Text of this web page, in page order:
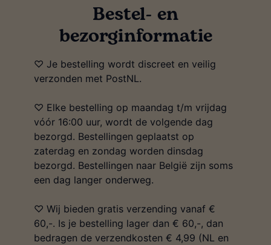
Bestel- en
bezorginformatie
♡ Je bestelling wordt discreet en veilig
verzonden met PostNL.
♡ Elke bestelling op maandag t/m vrijdag
vóór 16:00 uur, wordt de volgende dag
bezorgd. Bestellingen geplaatst op
zaterdag en zondag worden dinsdag
bezorgd. Bestellingen naar België zijn soms
een dag langer onderweg.
♡ Wij bieden gratis verzending vanaf €
60,-. Is je bestelling lager dan € 60,-, dan
bedragen de verzendkosten € 4,99 (NL en